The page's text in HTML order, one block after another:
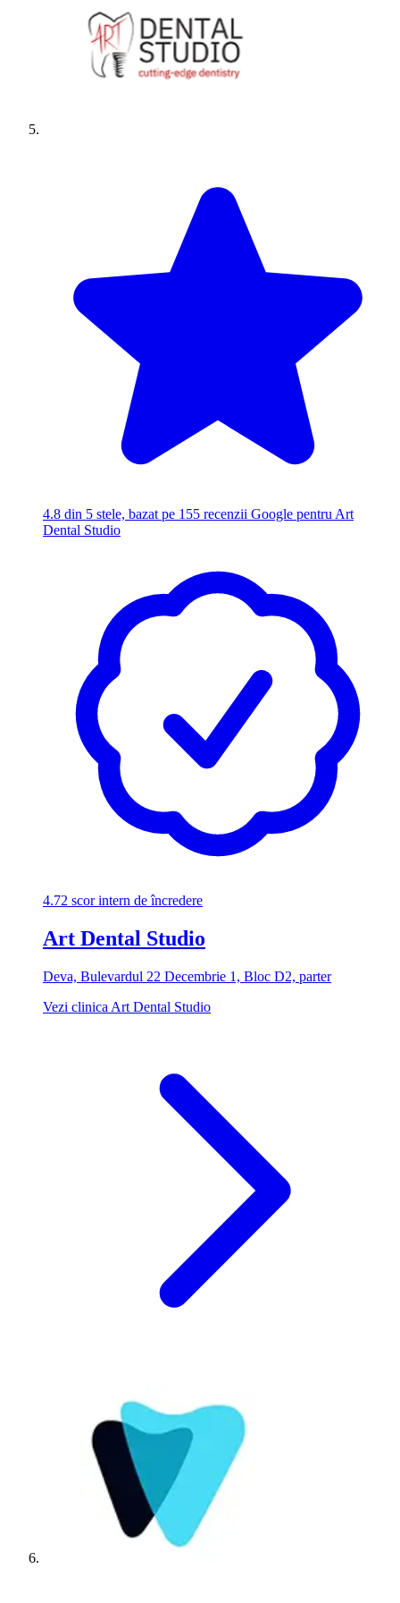
4.8 din 5 stele, bazat pe 155 recenzii Google pentru Art
Dental Studio
4.72 scor intern de încredere
Art Dental Studio
Deva, Bulevardul 22 Decembrie 1, Bloc D2, parter
Vezi clinica Art Dental Studio